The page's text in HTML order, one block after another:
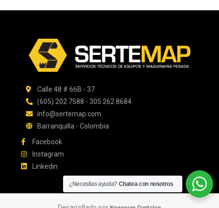
Calle 48 # 66B - 37
(605) 202 7588 - 305 262 8684
info@sertemap.com
Barranquilla - Colombia
Facebook
Instagram
Linkedin
¿Necesitas ayuda? Chatea con nosotros